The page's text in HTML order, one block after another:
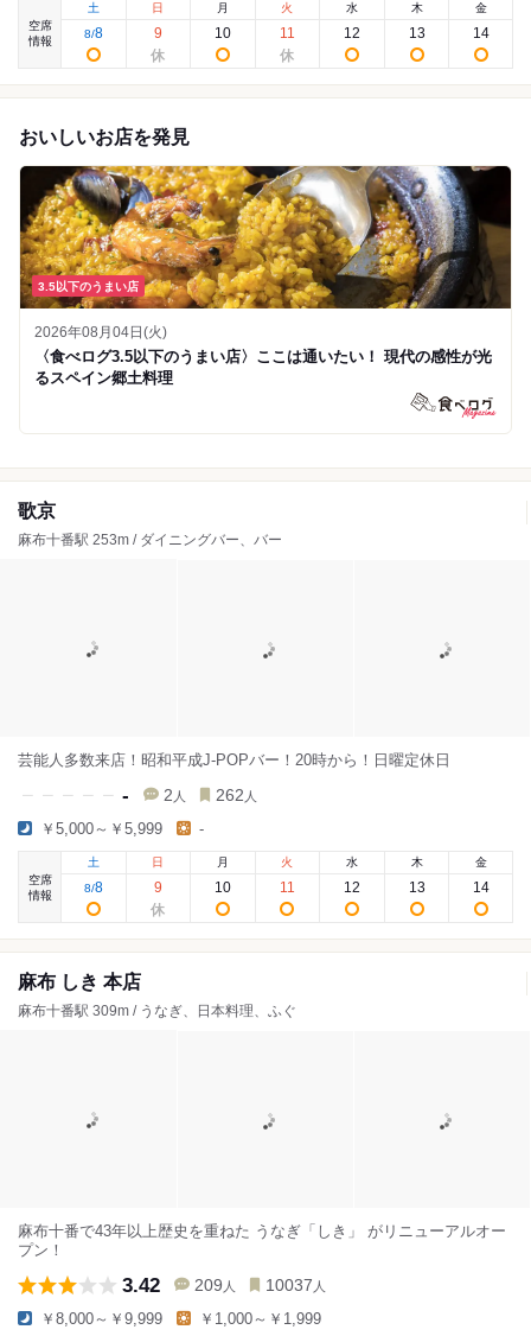
空席
情報
土
8/8
日
9
月
10
火
11
水
12
木
13
金
14
おいしいお店を発見
3.5以下のうまい店
2026年08月04日(火)
〈食べログ3.5以下のうまい店〉ここは通いたい！ 現代の感性が光
るスペイン郷土料理
歌京
麻布十番駅 253m / ダイニングバー、バー
芸能人多数来店！昭和平成J-POPバー！20時から！日曜定休日
- 2 人 262 人
￥5,000～￥5,999 -
空席
情報
土
8/8
日
9
月
10
火
11
水
12
木
13
金
14
麻布 しき 本店
麻布十番駅 309m / うなぎ、日本料理、ふぐ
麻布十番で43年以上歴史を重ねた うなぎ「しき」 がリニューアルオー
プン！
3.42 209 人 10037 人
￥8,000～￥9,999 ￥1,000～￥1,999